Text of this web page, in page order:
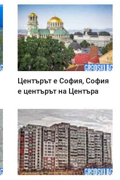
Центърът е София, София
е центърът на Центъра